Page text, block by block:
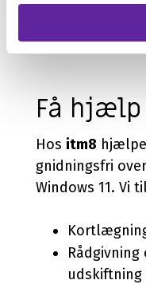
FÅ HJÆLP
Få
Hos itm8
gnidningsfri
Windows 11. Vi
udskiftning